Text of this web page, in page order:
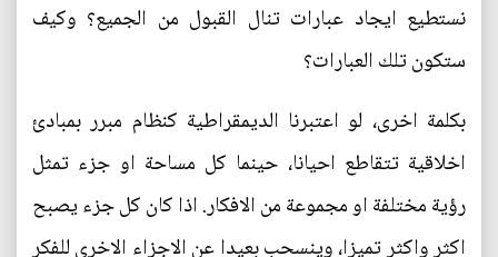
نستطيع ايجاد عبارات تنال القبول من الجميع؟ وكيف
ستكون تلك العبارات؟
بكلمة اخرى، لو اعتبرنا الديمقراطية كنظام مبرر بمبادئ
اخلاقية تتقاطع احيانا، حينما كل مساحة او جزء تمثل
رؤية مختلفة او مجموعة من الافكار. اذا كان كل جزء يصبح
اكثر واكثر تميزا، وينسحب بعيدا عن الاجزاء الاخرى للفكر